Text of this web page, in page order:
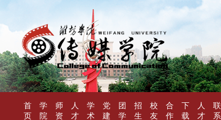
首
页
学
院
师
资
人
才
学
术
党
建
团
学
招
生
校
友
合
作
下
载
人
才
联
系